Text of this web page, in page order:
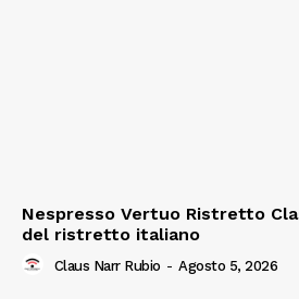
Nespresso Vertuo Ristretto
del ristretto italiano
Claus Narr Rubio - Agosto 5, 2026